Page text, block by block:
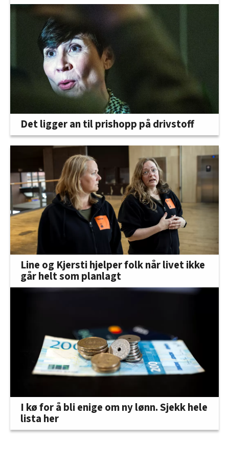
Det ligger an til prishopp på drivstoff
Line og Kjersti hjelper folk når livet ikke
går helt som planlagt
I kø for å bli enige om ny lønn. Sjekk hele
lista her